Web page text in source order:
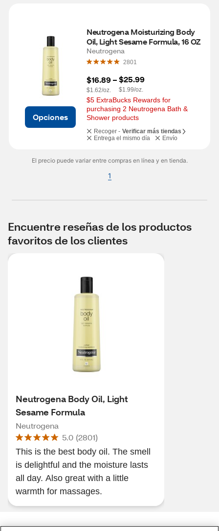
Opciones
Neutrogena Moisturizing Body
Oil, Light Sesame Formula, 16 OZ
Neutrogena
2801
$16.89 –
$1.62/oz.
$25.99
$1.99/oz.
$5 ExtraBucks Rewards for
purchasing 2 Neutrogena Bath &
Shower products
Recoger - Verificar más tiendas
Entrega el mismo día
Envío
El precio puede variar entre compras en línea y en tienda.
1
Encuentre reseñas de los productos
favoritos de los clientes
Neutrogena Body Oil, Light
Sesame Formula
Neutrogena
5.0 (2801)
This is the best body oil. The smell
is delightful and the moisture lasts
all day. Also great with a little
warmth for massages.